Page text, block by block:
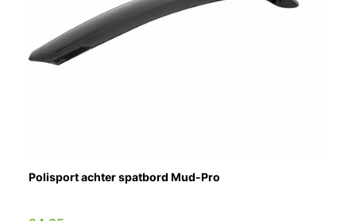
Polisport achter spatbord Mud-Pro